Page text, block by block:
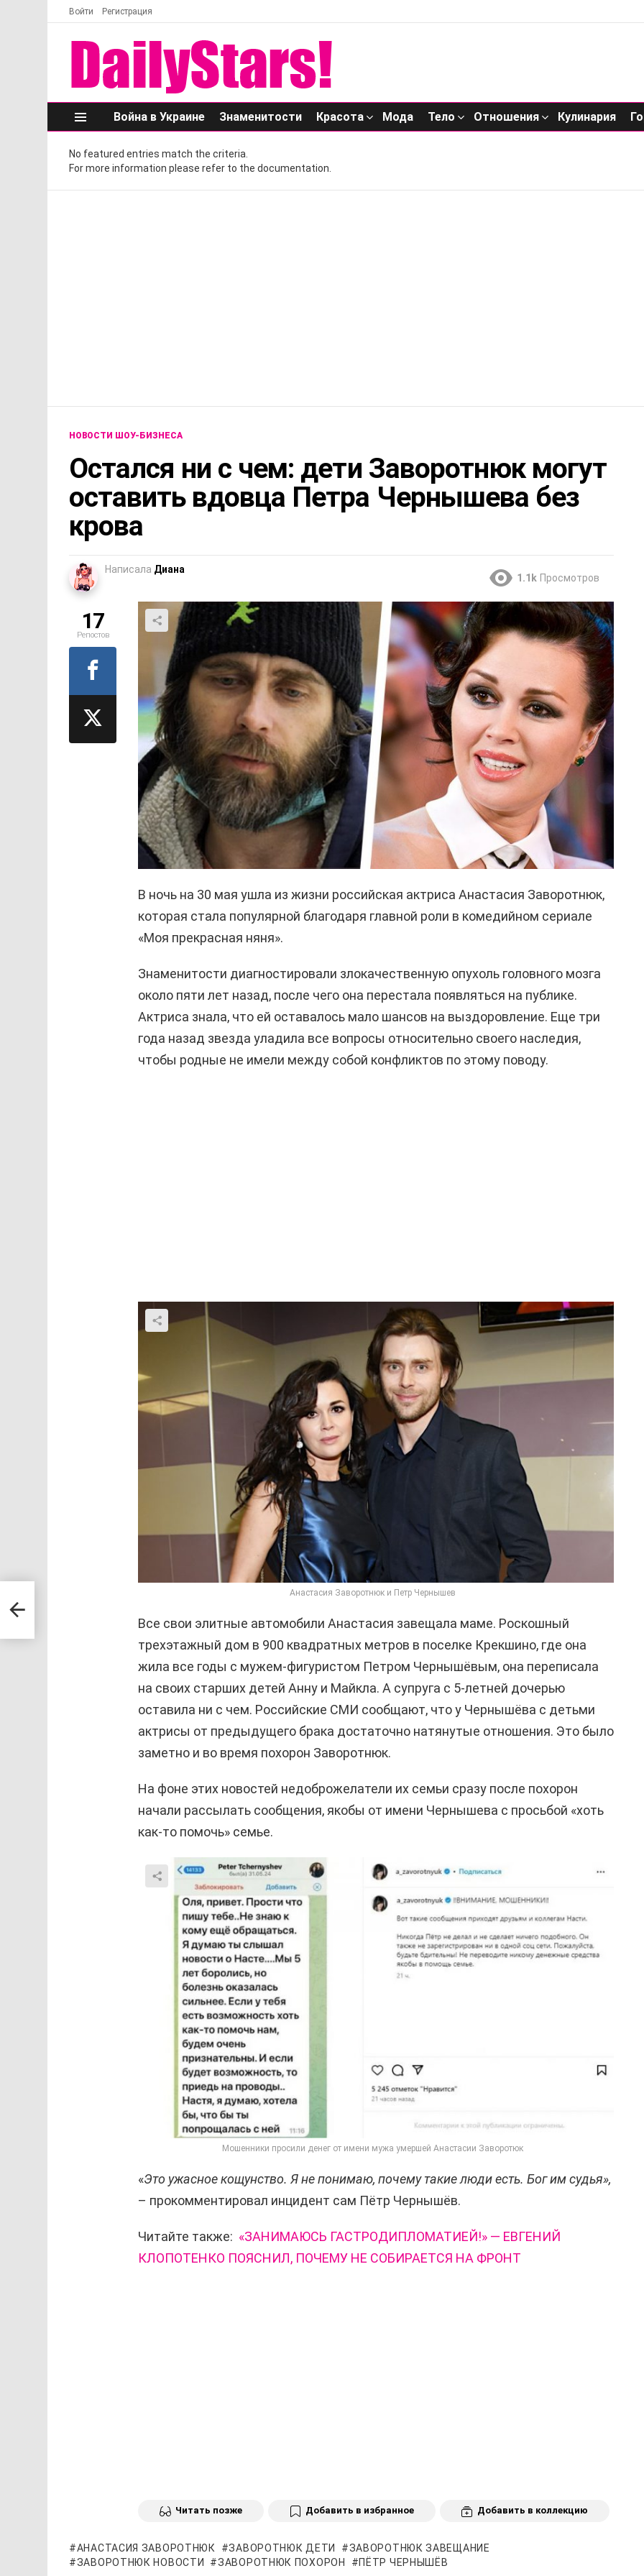
Войти Регистрация
Меню
Война в Украине Знаменитости Красота Мода Тело Отношения Кулинария
No featured entries match the criteria.
For more information please refer to the documentation.
НОВОСТИ ШОУ-БИЗНЕСА
Остался ни с чем: дети Заворотнюк могут
оставить вдовца Петра Чернышева без
крова
Написала Диана
1.1k Просмотров
В ночь на 30 мая ушла из жизни российская актриса Анастасия Заворотнюк,
которая стала популярной благодаря главной роли в комедийном сериале
«Моя прекрасная няня».
Знаменитости диагностировали злокачественную опухоль головного мозга
около пяти лет назад, после чего она перестала появляться на публике.
Актриса знала, что ей оставалось мало шансов на выздоровление. Еще три
года назад звезда уладила все вопросы относительно своего наследия,
чтобы родные не имели между собой конфликтов по этому поводу.
Анастасия Заворотнюк и Петр Чернышев
Все свои элитные автомобили Анастасия завещала маме. Роскошный
трехэтажный дом в 900 квадратных метров в поселке Крекшино, где она
жила все годы с мужем-фигуристом Петром Чернышёвым, она переписала
на своих старших детей Анну и Майкла. А супруга с 5-летней дочерью
оставила ни с чем. Российские СМИ сообщают, что у Чернышёва с детьми
актрисы от предыдущего брака достаточно натянутые отношения. Это было
заметно и во время похорон Заворотнюк.
На фоне этих новостей недоброжелатели их семьи сразу после похорон
начали рассылать сообщения, якобы от имени Чернышева с просьбой «хоть
как-то помочь» семье.
Мошенники просили денег от имени мужа умершей Анастасии Заворотюк
«Это ужасное кощунство. Я не понимаю, почему такие люди есть. Бог им судья»,
– прокомментировал инцидент сам Пётр Чернышёв.
Читайте также: «ЗАНИМАЮСЬ ГАСТРОДИПЛОМАТИЕЙ!» — ЕВГЕНИЙ
КЛОПОТЕНКО ПОЯСНИЛ, ПОЧЕМУ НЕ СОБИРАЕТСЯ НА ФРОНТ
Читать позже Добавить в избранное Добавить в коллекцию
17
Репостов
АНАСТАСИЯ ЗАВОРОТНЮК ЗАВОРОТНЮК ДЕТИ
ЗАВОРОТНЮК ЗАВЕЩАНИЕ
ЗАВОРОТНЮК НОВОСТИ
ЗАВОРОТНЮК ПОХОРОН ПЁТР ЧЕРНЫШЁВ